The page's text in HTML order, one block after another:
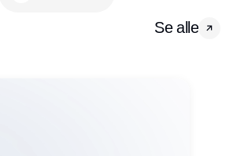
Se alle